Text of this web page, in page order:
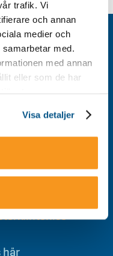
trafik. Vi
och annan
medier och
med.
med annan
eller som de har
Visa detaljer
ses på berget!
här